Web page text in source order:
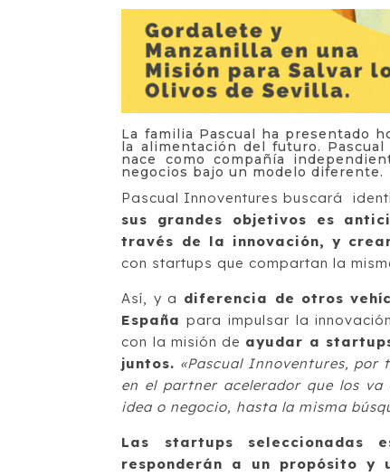
La familia Pascual ha presentado
la alimentación del futuro.
nace como compañía
negocios bajo un modelo diferente.
Pascual Innoventures buscará
sus grandes objetivos es
través de la innovación, y
con startups que compartan la
Así, y a diferencia de otros
España para impulsar la
con la misión de ayudar a
juntos. «Pascual Innoventures, por
en el partner acelerador que los
idea o negocio, hasta la misma
Las startups
responderán a un propósito y